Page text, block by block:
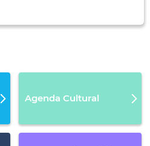
Agenda Cultural